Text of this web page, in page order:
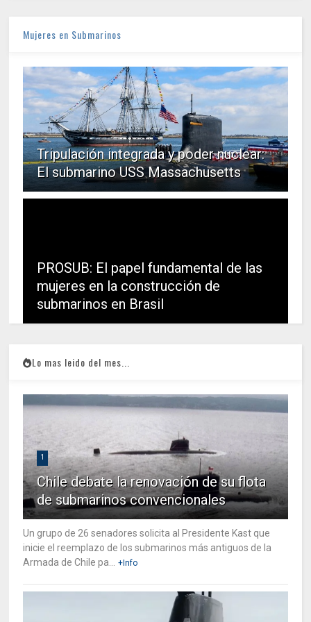
Mujeres en Submarinos
Tripulación integrada y poder nuclear:
El submarino USS Massachusetts
PROSUB: El papel fundamental de las
mujeres en la construcción de
submarinos en Brasil
Lo mas leido del mes...
1
Chile debate la renovación de su flota
de submarinos convencionales
Un grupo de 26 senadores solicita al Presidente Kast que
inicie el reemplazo de los submarinos más antiguos de la
Armada de Chile pa...
+Info